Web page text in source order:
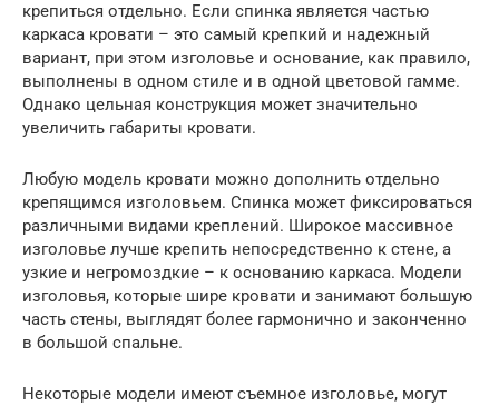
крепиться отдельно. Если спинка является частью
каркаса кровати – это самый крепкий и надежный
вариант, при этом изголовье и основание, как правило,
выполнены в одном стиле и в одной цветовой гамме.
Однако цельная конструкция может значительно
увеличить габариты кровати.
Любую модель кровати можно дополнить отдельно
крепящимся изголовьем. Спинка может фиксироваться
различными видами креплений. Широкое массивное
изголовье лучше крепить непосредственно к стене, а
узкие и негромоздкие – к основанию каркаса. Модели
изголовья, которые шире кровати и занимают большую
часть стены, выглядят более гармонично и законченно
в большой спальне.
Некоторые модели имеют съемное изголовье, могут